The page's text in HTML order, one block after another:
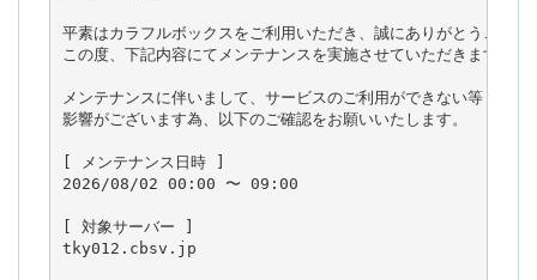
平素はカラフルボックスをご利用いただき、誠にありがとうござい
この度、下記内容にてメンテナンスを実施させていただきます。
メンテナンスに伴いまして、サービスのご利用ができない等
影響がございます為、以下のご確認をお願いいたします。
[ メンテナンス日時 ]
2026/08/02 00:00 〜 09:00
[ 対象サーバー ]
tky012.cbsv.jp